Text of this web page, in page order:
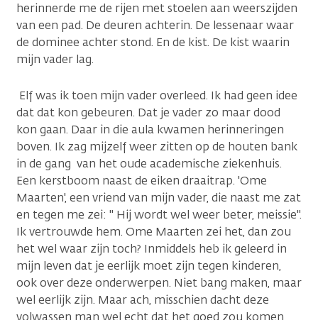
herinnerde me de rijen met stoelen aan weerszijden
van een pad. De deuren achterin. De lessenaar waar
de dominee achter stond. En de kist. De kist waarin
mijn vader lag.
Elf was ik toen mijn vader overleed. Ik had geen idee
dat dat kon gebeuren. Dat je vader zo maar dood
kon gaan. Daar in die aula kwamen herinneringen
boven. Ik zag mijzelf weer zitten op de houten bank
in de gang van het oude academische ziekenhuis.
Een kerstboom naast de eiken draaitrap. 'Ome
Maarten', een vriend van mijn vader, die naast me zat
en tegen me zei: " Hij wordt wel weer beter, meissie".
Ik vertrouwde hem. Ome Maarten zei het, dan zou
het wel waar zijn toch? Inmiddels heb ik geleerd in
mijn leven dat je eerlijk moet zijn tegen kinderen,
ook over deze onderwerpen. Niet bang maken, maar
wel eerlijk zijn. Maar ach, misschien dacht deze
volwassen man wel echt dat het goed zou komen